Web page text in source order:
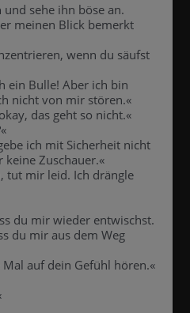
sehe ihn böse an.
meinen Blick bemerkt
wenn du säufst
ein Bulle! Aber ich bin
nicht von mir stören.«
das geht so nicht.«
ich mit Sicherheit nicht
keine Zuschauer.«
tut mir leid. Ich drängle
du mir wieder entwischst.
du mir aus dem Weg
auf dein Gefühl hören.«